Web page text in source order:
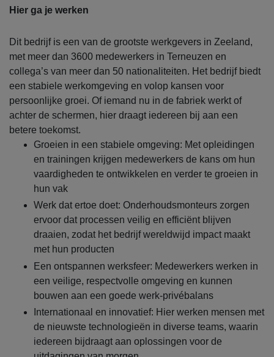
Hier ga je werken
Dit bedrijf is een van de grootste werkgevers in Zeeland,
met meer dan 3600 medewerkers in Terneuzen en
collega’s van meer dan 50 nationaliteiten. Het bedrijf biedt
een stabiele werkomgeving en volop kansen voor
persoonlijke groei. Of iemand nu in de fabriek werkt of
achter de schermen, hier draagt iedereen bij aan een
betere toekomst.
Groeien in een stabiele omgeving: Met opleidingen
en trainingen krijgen medewerkers de kans om hun
vaardigheden te ontwikkelen en verder te groeien in
hun vak
Werk dat ertoe doet: Onderhoudsmonteurs zorgen
ervoor dat processen veilig en efficiënt blijven
draaien, zodat het bedrijf wereldwijd impact maakt
met hun producten
Een ontspannen werksfeer: Medewerkers werken in
een veilige, respectvolle omgeving en kunnen
bouwen aan een goede werk-privébalans
Internationaal en innovatief: Hier werken mensen met
de nieuwste technologieën in diverse teams, waarin
iedereen bijdraagt aan oplossingen voor de